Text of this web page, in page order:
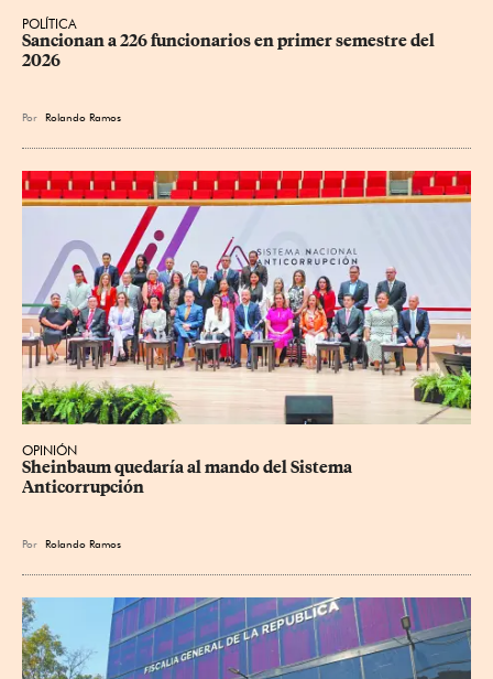
POLÍTICA
Sancionan a 226 funcionarios en primer semestre del
2026
Por Rolando Ramos
OPINIÓN
Sheinbaum quedaría al mando del Sistema
Anticorrupción
Por Rolando Ramos